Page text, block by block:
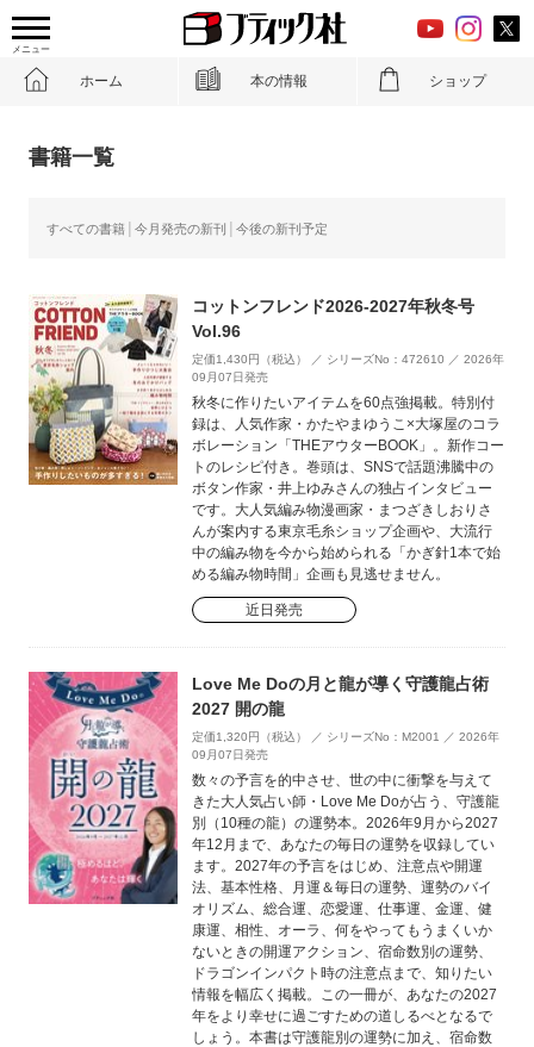
メニュー
ホーム 本の情報 ショップ
書籍一覧
すべての書籍 今月発売の新刊 今後の新刊予定
コットンフレンド2026-2027年秋冬号
Vol.96
定価1,430円（税込） ／ シリーズNo：472610 ／ 2026年
09月07日発売
秋冬に作りたいアイテムを60点強掲載。特別付
録は、人気作家・かたやまゆうこ×大塚屋のコラ
ボレーション「THEアウターBOOK」。新作コー
トのレシピ付き。巻頭は、SNSで話題沸騰中の
ボタン作家・井上ゆみさんの独占インタビュー
です。大人気編み物漫画家・まつざきしおりさ
んが案内する東京毛糸ショップ企画や、大流行
中の編み物を今から始められる「かぎ針1本で始
める編み物時間」企画も見逃せません。
近日発売
Love Me Doの月と龍が導く守護龍占術
2027 開の龍
定価1,320円（税込） ／ シリーズNo：M2001 ／ 2026年
09月07日発売
数々の予言を的中させ、世の中に衝撃を与えて
きた大人気占い師・Love Me Doが占う、守護龍
別（10種の龍）の運勢本。2026年9月から2027
年12月まで、あなたの毎日の運勢を収録してい
ます。2027年の予言をはじめ、注意点や開運
法、基本性格、月運＆毎日の運勢、運勢のバイ
オリズム、総合運、恋愛運、仕事運、金運、健
康運、相性、オーラ、何をやってもうまくいか
ないときの開運アクション、宿命数別の運勢、
ドラゴンインパクト時の注意点まで、知りたい
情報を幅広く掲載。この一冊が、あなたの2027
年をより幸せに過ごすための道しるべとなるで
しょう。本書は守護龍別の運勢に加え、宿命数